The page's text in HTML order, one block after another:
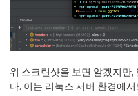
위 스크린샷을 보면 알겠지만
다. 이는 리눅스 서버 환경에